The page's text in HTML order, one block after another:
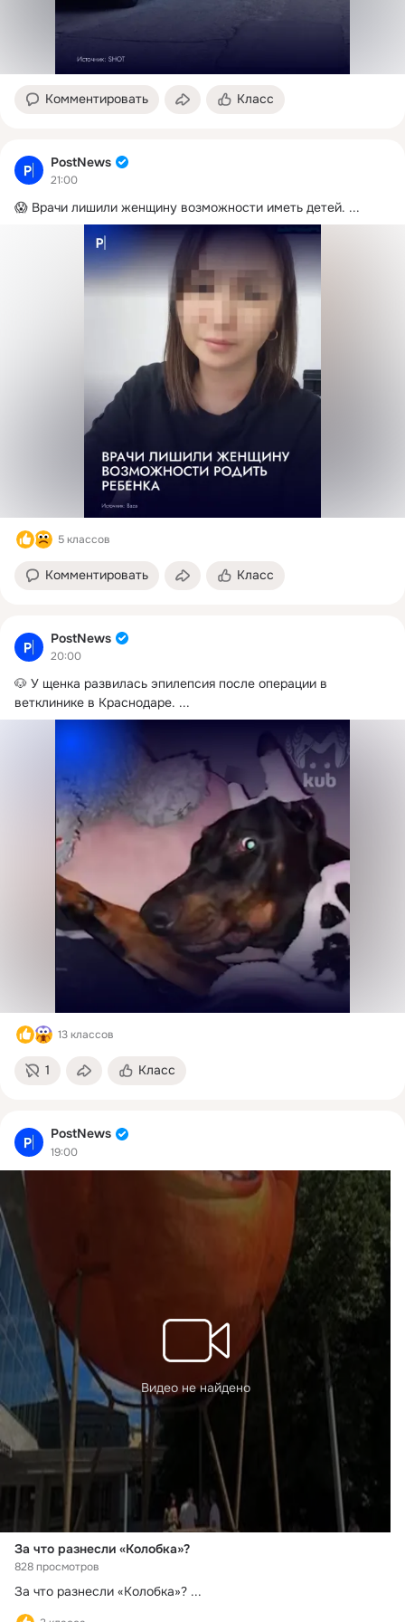
Комментировать Класс
PostNews
21:00
😱 Врачи лишили женщину возможности иметь детей. ...
5 классов
Комментировать Класс
PostNews
20:00
🐶 У щенка развилась эпилепсия после операции в
ветклинике в Краснодаре. ...
13 классов
1 Класс
PostNews
19:00
Видео не найдено
За что разнесли «Колобка»?
828 просмотров
За что разнесли «Колобка»? ...